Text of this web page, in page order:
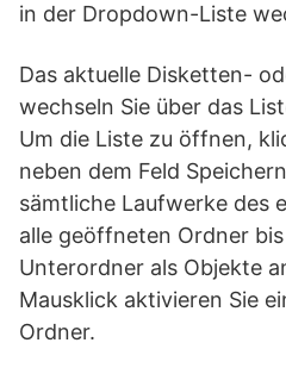
in der Dropdown-Liste
Das aktuelle Disketten-
wechseln Sie über das
Um die Liste zu öffnen,
neben dem Feld
sämtliche Laufwerke des
alle geöffneten Ordner
Unterordner als Objekte
Mausklick aktivieren Sie
Ordner.